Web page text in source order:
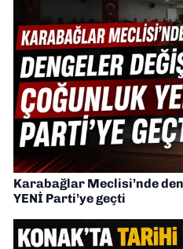
Karabağlar Meclisi’nde
YENİ Parti’ye geçti